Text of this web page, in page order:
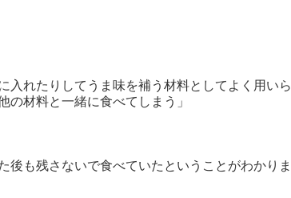
入れたりしてうま味を補う材料としてよく用い
の材料と一緒に食べてしまう」
も残さないで食べていたということがわかりま